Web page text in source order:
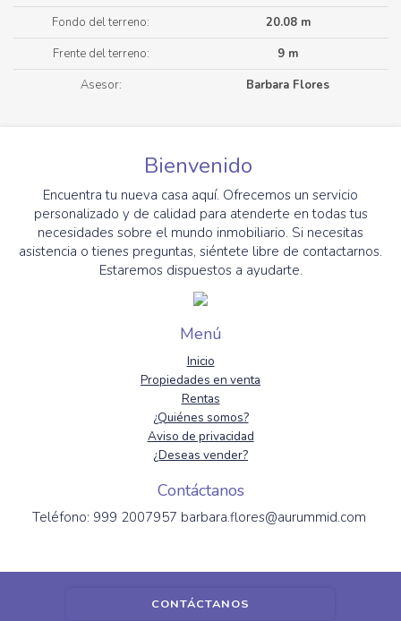
Fondo del terreno:
20.08 m
Frente del terreno:
9 m
Asesor:
Barbara Flores
CONTÁCTANOS
Bienvenido
Encuentra tu nueva casa aquí. Ofrecemos un servicio
personalizado y de calidad para atenderte en todas tus
necesidades sobre el mundo inmobiliario. Si necesitas
asistencia o tienes preguntas, siéntete libre de contactarnos.
Estaremos dispuestos a ayudarte.
Menú
Inicio
Propiedades en venta
Rentas
¿Quiénes somos?
Aviso de privacidad
¿Deseas vender?
Contáctanos
Teléfono: 999 2007957 barbara.flores@aurummid.com
Powered byEasyBroker